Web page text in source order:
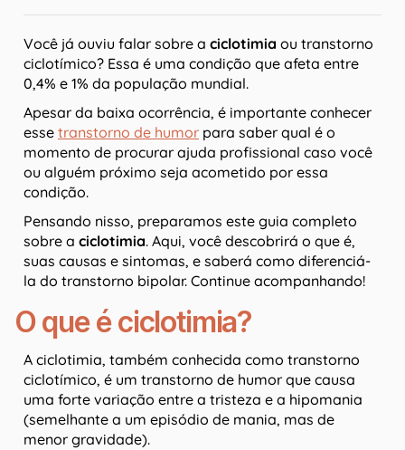
Você já ouviu falar sobre a ciclotimia ou transtorno
ciclotímico? Essa é uma condição que afeta entre
0,4% e 1% da população mundial.
Apesar da baixa ocorrência, é importante conhecer
esse transtorno de humor para saber qual é o
momento de procurar ajuda profissional caso você
ou alguém próximo seja acometido por essa
condição.
Pensando nisso, preparamos este guia completo
sobre a ciclotimia. Aqui, você descobrirá o que é,
suas causas e sintomas, e saberá como diferenciá-
la do transtorno bipolar. Continue acompanhando!
O que é ciclotimia?
A ciclotimia, também conhecida como transtorno
ciclotímico, é um transtorno de humor que causa
uma forte variação entre a tristeza e a hipomania
(semelhante a um episódio de mania, mas de
menor gravidade).